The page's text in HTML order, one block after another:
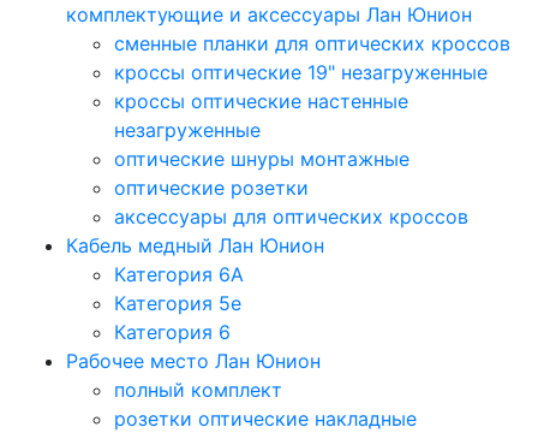
комплектующие и аксессуары Лан Юнион
сменные планки для оптических кроссов
кроссы оптические 19" незагруженные
кроссы оптические настенные
незагруженные
оптические шнуры монтажные
оптические розетки
аксессуары для оптических кроссов
Кабель медный Лан Юнион
Категория 6A
Категория 5e
Категория 6
Рабочее место Лан Юнион
полный комплект
розетки оптические накладные